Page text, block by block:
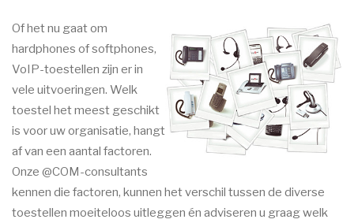
Of het nu gaat om
hardphones of softphones,
VoIP-toestellen zijn er in
vele uitvoeringen. Welk
toestel het meest geschikt
is voor uw organisatie, hangt
af van een aantal factoren.
Onze @COM-consultants
kennen die factoren, kunnen het verschil tussen de diverse
toestellen moeiteloos uitleggen én adviseren u graag welk